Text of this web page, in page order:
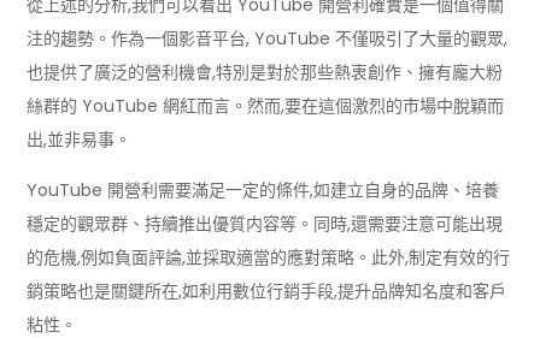
注的趨勢。作為一個影音平台, YouTube 不僅吸引了大量的觀眾,
也提供了廣泛的營利機會,特別是對於那些熱衷創作、擁有龐大粉
絲群的 YouTube 網紅而言。然而,要在這個激烈的市場中脫穎而
出,並非易事。
YouTube 開營利需要滿足一定的條件,如建立自身的品牌、培養
穩定的觀眾群、持續推出優質内容等。同時,還需要注意可能出現
的危機,例如負面評論,並採取適當的應對策略。此外,制定有效的行
銷策略也是關鍵所在,如利用數位行銷手段,提升品牌知名度和客戶
粘性。